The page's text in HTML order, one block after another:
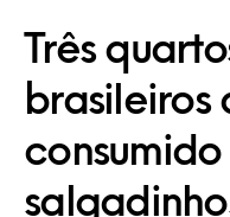
Três
brasileiros
consumido